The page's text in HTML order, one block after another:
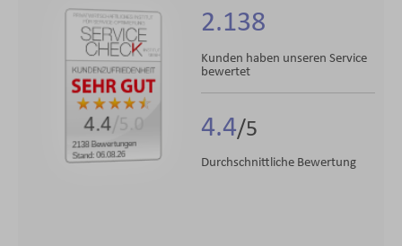
2138 Bewertungen
Stand: 06.08.26
4.4/5.0
2.138
Kunden haben unseren Service
bewertet
4.4
Durchschnittliche Bewertung